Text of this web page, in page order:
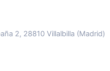
2, 28810 Villalbilla (Madrid)